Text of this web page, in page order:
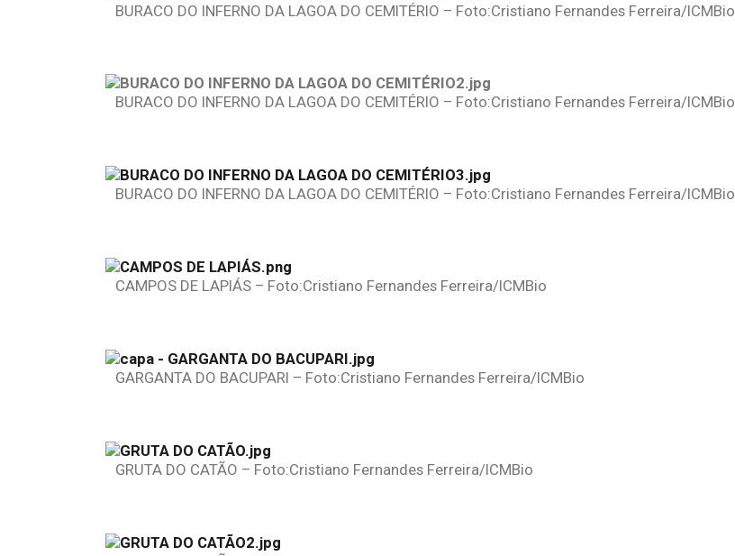
BURACO DO INFERNO DA LAGOA DO CEMITÉRIO – Foto:Cristiano Fernandes Ferreira/ICMBio
BURACO DO INFERNO DA LAGOA DO CEMITÉRIO – Foto:Cristiano Fernandes Ferreira/ICMBio
BURACO DO INFERNO DA LAGOA DO CEMITÉRIO – Foto:Cristiano Fernandes Ferreira/ICMBio
CAMPOS DE LAPIÁS – Foto:Cristiano Fernandes Ferreira/ICMBio
GARGANTA DO BACUPARI – Foto:Cristiano Fernandes Ferreira/ICMBio
GRUTA DO CATÃO – Foto:Cristiano Fernandes Ferreira/ICMBio